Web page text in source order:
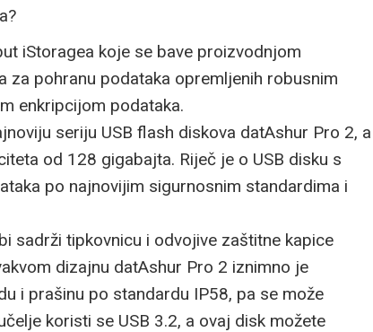
iStoragea koje se bave proizvodnjom
za pohranu podataka opremljenih robusnim
enkripcijom podataka.
seriju USB flash diskova datAshur Pro 2, a
od 128 gigabajta. Riječ je o USB disku s
po najnovijim sigurnosnim standardima i
sadrži tipkovnicu i odvojive zaštitne kapice
dizajnu datAshur Pro 2 iznimno je
i prašinu po standardu IP58, pa se može
koristi se USB 3.2, a ovaj disk možete